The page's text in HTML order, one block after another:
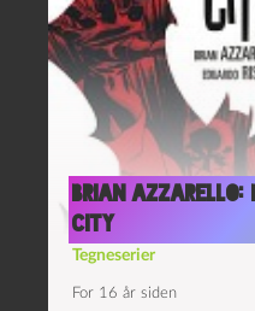
Brian Azzarello:
City
Tegneserier
For 16 år siden